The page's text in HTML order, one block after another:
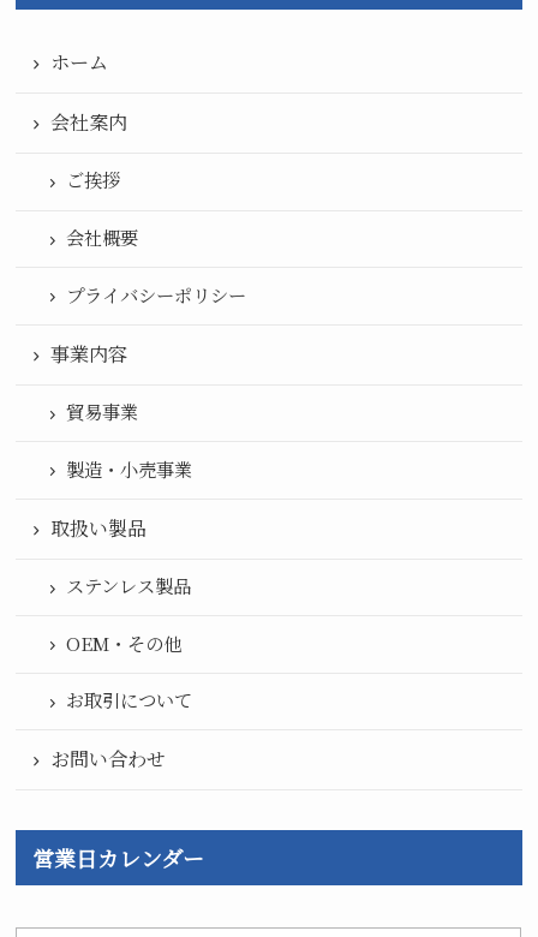
ホーム
会社案内
ご挨拶
会社概要
プライバシーポリシー
事業内容
貿易事業
製造・小売事業
取扱い製品
ステンレス製品
OEM・その他
お取引について
お問い合わせ
営業日カレンダー